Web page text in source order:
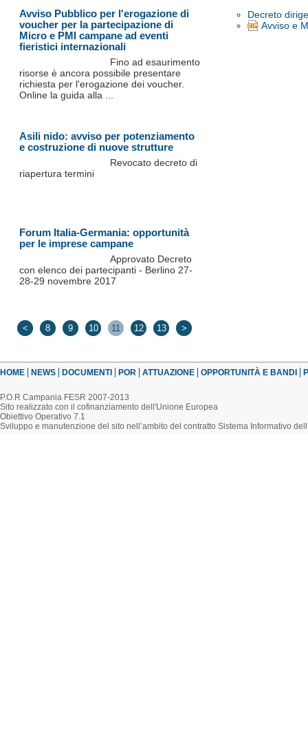
Decreto
Avviso e
Avviso Pubblico per l'erogazione di
voucher per la partecipazione di
Micro e PMI campane ad eventi
fieristici internazionali
Fino ad esaurimento
risorse è ancora possibile presentare
richiesta per l'erogazione dei voucher.
Online la guida alla ...
Asili nido: avviso per potenziamento
e costruzione di nuove strutture
Revocato decreto di
riapertura termini
Forum Italia-Germania: opportunità
per le imprese campane
Approvato Decreto
con elenco dei partecipanti - Berlino 27-
28-29 novembre 2017
< 8 9 10 11 12 13 >
HOME NEWS DOCUMENTI POR ATTUAZIONE OPPORTUNITÀ E BANDI
P.O.R Campania FESR 2007-2013
Sito realizzato con il cofinanziamento dell'Unione Europea
Obiettivo Operativo 7.1
Sviluppo e manutenzione del sito nell’ambito del contratto Sistema Informativo